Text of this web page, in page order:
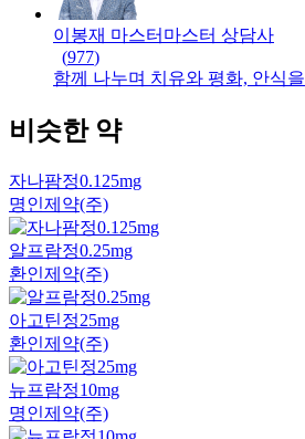
이봉재 마스터 마스터 상담사
(977)
함께 나누며 치유와 평화, 안식을
비슷한 약
자나팜정0.125mg
명인제약(주)
알프람정0.25mg
환인제약(주)
아고틴정25mg
환인제약(주)
뉴프람정10mg
명인제약(주)